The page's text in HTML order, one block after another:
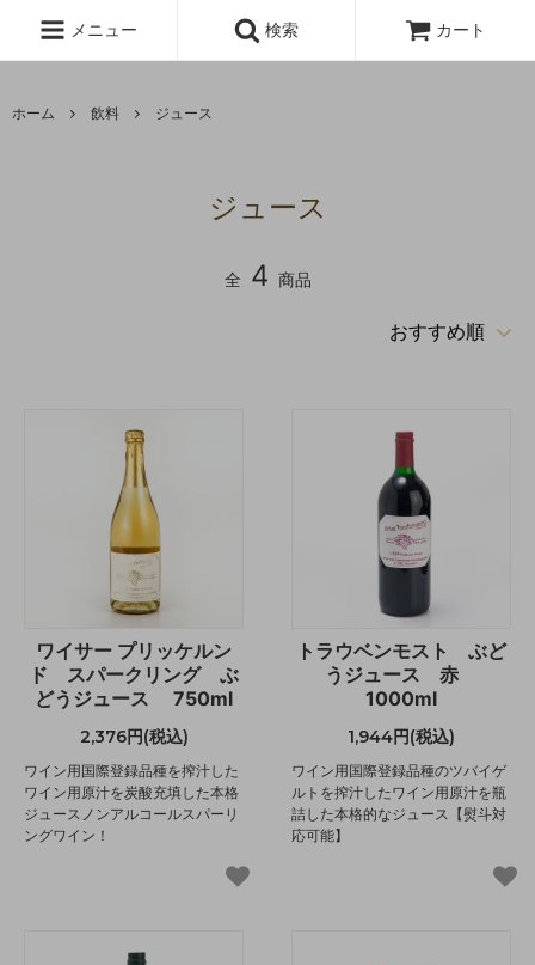
メニュー 検索 カート
ホーム 飲料 ジュース
ジュース
全 4 商品
ワイサー プリッケルン
ド スパークリング ぶ
どうジュース 750ml
2,376円(税込)
ワイン用国際登録品種を搾汁した
ワイン用原汁を炭酸充填した本格
ジュースノンアルコールスパーリ
ングワイン！
トラウベンモスト ぶど
うジュース 赤
1000ml
1,944円(税込)
ワイン用国際登録品種のツバイゲ
ルトを搾汁したワイン用原汁を瓶
詰した本格的なジュース【熨斗対
応可能】